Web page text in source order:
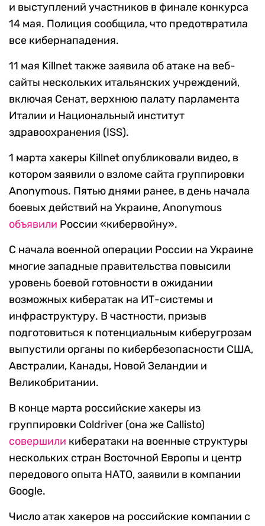
и выступлений участников в финале конкурса
14 мая. Полиция сообщила, что предотвратила
все кибернападения.
11 мая Killnet также заявила об атаке на веб-
сайты нескольких итальянских учреждений,
включая Сенат, верхнюю палату парламента
Италии и Национальный институт
здравоохранения (ISS).
1 марта хакеры Killnet опубликовали видео, в
котором заявили о взломе сайта группировки
Anonymous. Пятью днями ранее, в день начала
боевых действий на Украине, Anonymous
объявили России «кибервойну».
С начала военной операции России на Украине
многие западные правительства повысили
уровень боевой готовности в ожидании
возможных кибератак на ИТ-системы и
инфраструктуру. В частности, призыв
подготовиться к потенциальным киберугрозам
выпустили органы по кибербезопасности США,
Австралии, Канады, Новой Зеландии и
Великобритании.
В конце марта российские хакеры из
группировки Coldriver (она же Callisto)
совершили кибератаки на военные структуры
нескольких стран Восточной Европы и центр
передового опыта НАТО, заявили в компании
Google.
Число атак хакеров на российские компании с